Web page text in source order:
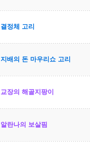
결정체 고리
지배의 돈 마우리쇼 고리
교장의 해골지팡이
알란나의 보살핌